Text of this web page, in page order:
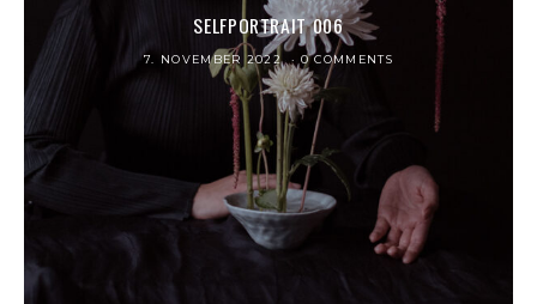
SELFPORTRAIT 006
7. NOVEMBER 2022 0 COMMENTS